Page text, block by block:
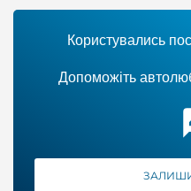
Користувались
Допоможіть